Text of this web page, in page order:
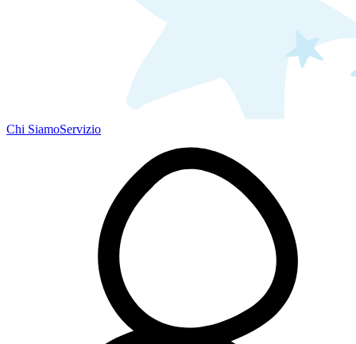
Chi SiamoServizio